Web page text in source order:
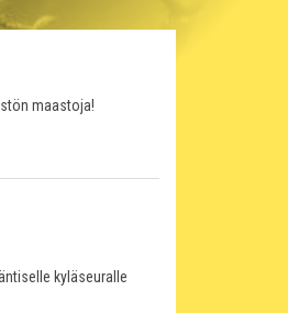
maastoja!
kyläseuralle